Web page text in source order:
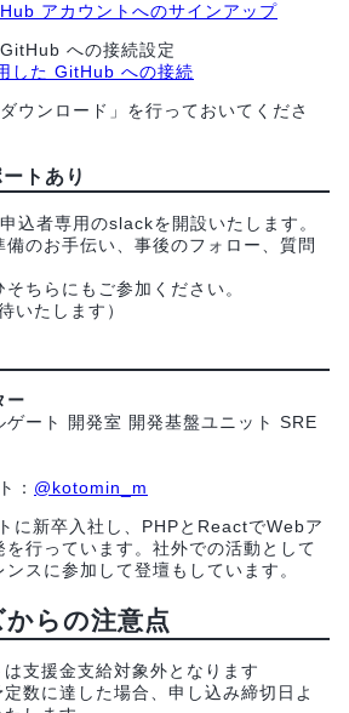
アカウントへのサインアップ
への接続設定
した GitHub への接続
ウンロード」を行っておいてくださ
トあり
込者専用のslackを開設いたします。
のお手伝い、事後のフォロー、質問
ちらにもご参加ください。
いたします）
ー
ゲート 開発室 開発基盤ユニット SRE
： @kotomin_m
に新卒入社し、PHPとReactでWebア
行っています。社外での活動として
スに参加して登壇もしています。
らの注意点
支援金支給対象外となります
数に達した場合、申し込み締切日よ